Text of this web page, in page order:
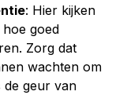
: Hier kijken
goed
Zorg dat
wachten om
de geur van